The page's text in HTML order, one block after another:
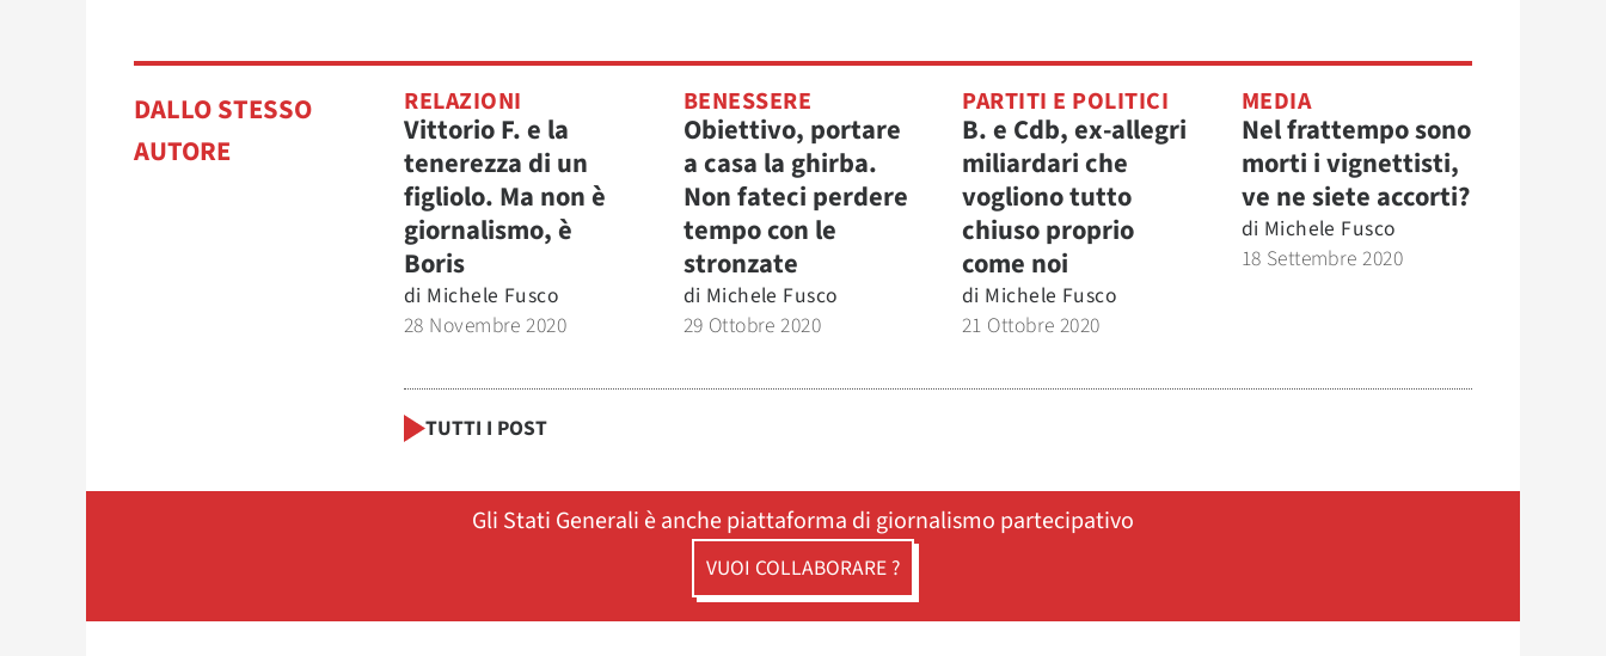
DALLO STESSO
AUTORE
RELAZIONI
Vittorio F. e la
tenerezza di un
figliolo. Ma non è
giornalismo, è
Boris
di Michele Fusco
28 Novembre 2020
BENESSERE
Obiettivo, portare
a casa la ghirba.
Non fateci perdere
tempo con le
stronzate
di Michele Fusco
29 Ottobre 2020
PARTITI E POLITICI
B. e Cdb, ex-allegri
miliardari che
vogliono tutto
chiuso proprio
come noi
di Michele Fusco
21 Ottobre 2020
MEDIA
Nel frattempo sono
morti i vignettisti,
ve ne siete accorti?
di Michele Fusco
18 Settembre 2020
TUTTI I POST
Gli Stati Generali è anche piattaforma di giornalismo partecipativo
VUOI COLLABORARE ?